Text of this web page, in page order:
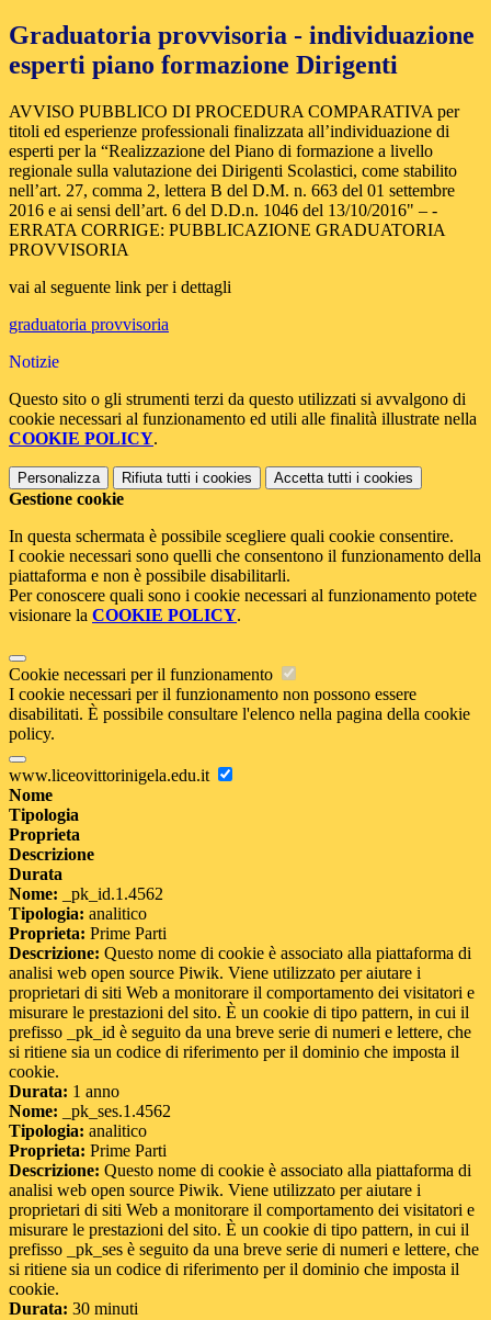
Graduatoria provvisoria - individuazione
esperti piano formazione Dirigenti
AVVISO PUBBLICO DI PROCEDURA COMPARATIVA per
titoli ed esperienze professionali finalizzata all’individuazione di
esperti per la “Realizzazione del Piano di formazione a livello
regionale sulla valutazione dei Dirigenti Scolastici, come stabilito
nell’art. 27, comma 2, lettera B del D.M. n. 663 del 01 settembre
2016 e ai sensi dell’art. 6 del D.D.n. 1046 del 13/10/2016" – -
ERRATA CORRIGE: PUBBLICAZIONE GRADUATORIA
PROVVISORIA
vai al seguente link per i dettagli
graduatoria provvisoria
Notizie
Questo sito o gli strumenti terzi da questo utilizzati si avvalgono di
cookie necessari al funzionamento ed utili alle finalità illustrate nella
COOKIE POLICY.
Personalizza Rifiuta tutti i cookies Accetta tutti i cookies
Gestione cookie
In questa schermata è possibile scegliere quali cookie consentire.
I cookie necessari sono quelli che consentono il funzionamento della
piattaforma e non è possibile disabilitarli.
Per conoscere quali sono i cookie necessari al funzionamento potete
visionare la COOKIE POLICY.
Cookie necessari per il funzionamento
I cookie necessari per il funzionamento non possono essere
disabilitati. È possibile consultare l'elenco nella pagina della cookie
policy.
www.liceovittorinigela.edu.it
Nome
Tipologia
Proprieta
Descrizione
Durata
Nome: _pk_id.1.4562
Tipologia: analitico
Proprieta: Prime Parti
Descrizione: Questo nome di cookie è associato alla piattaforma di
analisi web open source Piwik. Viene utilizzato per aiutare i
proprietari di siti Web a monitorare il comportamento dei visitatori e
misurare le prestazioni del sito. È un cookie di tipo pattern, in cui il
prefisso _pk_id è seguito da una breve serie di numeri e lettere, che
si ritiene sia un codice di riferimento per il dominio che imposta il
cookie.
Durata: 1 anno
Nome: _pk_ses.1.4562
Tipologia: analitico
Proprieta: Prime Parti
Descrizione: Questo nome di cookie è associato alla piattaforma di
analisi web open source Piwik. Viene utilizzato per aiutare i
proprietari di siti Web a monitorare il comportamento dei visitatori e
misurare le prestazioni del sito. È un cookie di tipo pattern, in cui il
prefisso _pk_ses è seguito da una breve serie di numeri e lettere, che
si ritiene sia un codice di riferimento per il dominio che imposta il
cookie.
Durata: 30 minuti